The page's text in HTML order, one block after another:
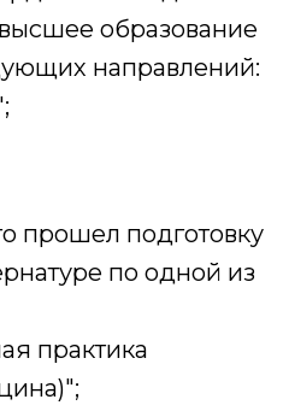
образование
направлений:
прошел подготовку
по одной из
практика